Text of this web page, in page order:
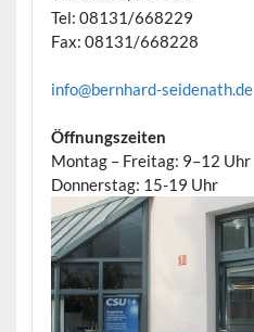
Tel: 08131/668229
Fax: 08131/668228
info@bernhard-seidenath.de
Öffnungszeiten
Montag – Freitag: 9–12 Uhr
Donnerstag: 15-19 Uhr